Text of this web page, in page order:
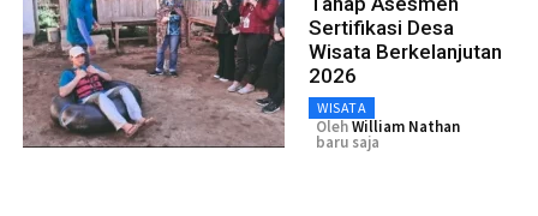
Sertifikasi Desa
Wisata Berkelanjutan
2026
WISATA
OlehWilliam Nathan
baru saja